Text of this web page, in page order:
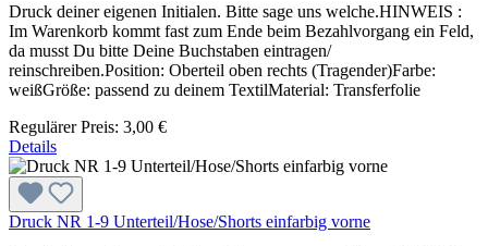
Druck deiner eigenen Initialen. Bitte sage uns welche.HINWEIS :
Im Warenkorb kommt fast zum Ende beim Bezahlvorgang ein Feld,
da musst Du bitte Deine Buchstaben eintragen/
reinschreiben.Position: Oberteil oben rechts (Tragender)Farbe:
weißGröße: passend zu deinem TextilMaterial: Transferfolie
Regulärer Preis: 3,00 €
Details
Druck NR 1-9 Unterteil/Hose/Shorts einfarbig vorne